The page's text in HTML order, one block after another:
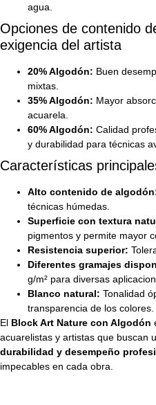
agua.
Opciones de contenido
exigencia del artista
20% Algodón: Buen
mixtas.
35% Algodón: Mayor
acuarela.
60% Algodón: Calidad
y durabilidad para técnicas
Características
Alto contenido de
técnicas húmedas.
Superficie con textura
pigmentos y permite mayor
Resistencia superior:
Diferentes gramajes
g/m² para diversas
Blanco natural: Tonalidad
transparencia de los colores.
El Block Art Nature con Algodón
acuarelistas y artistas que buscan
durabilidad y desempeño
impecables en cada obra.